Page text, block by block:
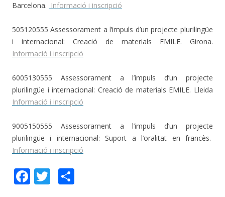
Barcelona. Informació i inscripció
505120555 Assessorament a l’impuls d’un projecte plurilingüe
i internacional: Creació de materials EMILE. Girona.
Informació i inscripció
6005130555 Assessorament a l’impuls d’un projecte
plurilingüe i internacional: Creació de materials EMILE. Lleida
Informació i inscripció
9005150555 Assessorament a l’impuls d’un projecte
plurilingüe i internacional: Suport a l’oralitat en francès.
Informació i inscripció
F T